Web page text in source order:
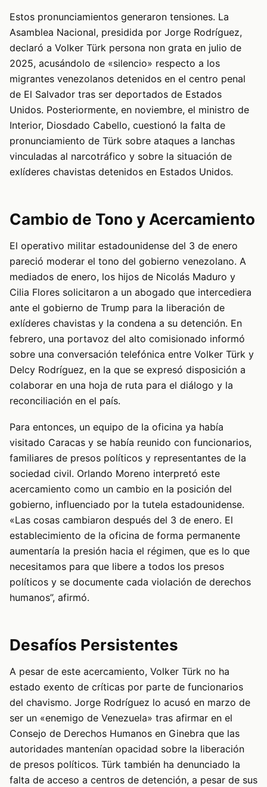
Estos pronunciamientos generaron tensiones. La
Asamblea Nacional, presidida por Jorge Rodríguez,
declaró a Volker Türk persona non grata en julio de
2025, acusándolo de «silencio» respecto a los
migrantes venezolanos detenidos en el centro penal
de El Salvador tras ser deportados de Estados
Unidos. Posteriormente, en noviembre, el ministro de
Interior, Diosdado Cabello, cuestionó la falta de
pronunciamiento de Türk sobre ataques a lanchas
vinculadas al narcotráfico y sobre la situación de
exlíderes chavistas detenidos en Estados Unidos.
Cambio de Tono y Acercamiento
El operativo militar estadounidense del 3 de enero
pareció moderar el tono del gobierno venezolano. A
mediados de enero, los hijos de Nicolás Maduro y
Cilia Flores solicitaron a un abogado que intercediera
ante el gobierno de Trump para la liberación de
exlíderes chavistas y la condena a su detención. En
febrero, una portavoz del alto comisionado informó
sobre una conversación telefónica entre Volker Türk y
Delcy Rodríguez, en la que se expresó disposición a
colaborar en una hoja de ruta para el diálogo y la
reconciliación en el país.
Para entonces, un equipo de la oficina ya había
visitado Caracas y se había reunido con funcionarios,
familiares de presos políticos y representantes de la
sociedad civil. Orlando Moreno interpretó este
acercamiento como un cambio en la posición del
gobierno, influenciado por la tutela estadounidense.
«Las cosas cambiaron después del 3 de enero. El
establecimiento de la oficina de forma permanente
aumentaría la presión hacia el régimen, que es lo que
necesitamos para que libere a todos los presos
políticos y se documente cada violación de derechos
humanos”, afirmó.
Desafíos Persistentes
A pesar de este acercamiento, Volker Türk no ha
estado exento de críticas por parte de funcionarios
del chavismo. Jorge Rodríguez lo acusó en marzo de
ser un «enemigo de Venezuela» tras afirmar en el
Consejo de Derechos Humanos en Ginebra que las
autoridades mantenían opacidad sobre la liberación
de presos políticos. Türk también ha denunciado la
falta de acceso a centros de detención, a pesar de sus